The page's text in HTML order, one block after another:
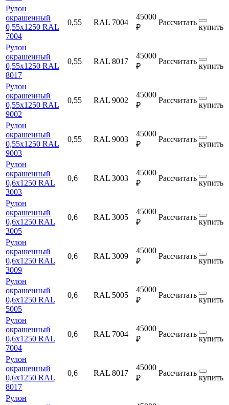
Рулон
окрашенный
0,55х1250 RAL
7004
0,55 RAL 7004
45000
₽
Рассчитать
купить
Рулон
окрашенный
0,55х1250 RAL
8017
0,55 RAL 8017
45000
₽
Рассчитать
купить
Рулон
окрашенный
0,55х1250 RAL
9002
0,55 RAL 9002
45000
₽
Рассчитать
купить
Рулон
окрашенный
0,55х1250 RAL
9003
0,55 RAL 9003
45000
₽
Рассчитать
купить
Рулон
окрашенный
0,6х1250 RAL
3003
0,6 RAL 3003
45000
₽
Рассчитать
купить
Рулон
окрашенный
0,6х1250 RAL
3005
0,6 RAL 3005
45000
₽
Рассчитать
купить
Рулон
окрашенный
0,6х1250 RAL
3009
0,6 RAL 3009
45000
₽
Рассчитать
купить
Рулон
окрашенный
0,6х1250 RAL
5005
0,6 RAL 5005
45000
₽
Рассчитать
купить
Рулон
окрашенный
0,6х1250 RAL
7004
0,6 RAL 7004
45000
₽
Рассчитать
купить
Рулон
окрашенный
0,6х1250 RAL
8017
0,6 RAL 8017
45000
₽
Рассчитать
купить
Рулон